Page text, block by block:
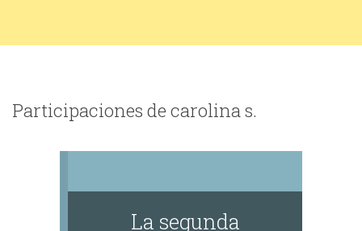
Participaciones de carolina s.
La segunda